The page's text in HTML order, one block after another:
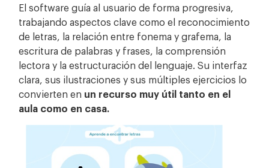
El software guía al usuario de forma progresiva,
trabajando aspectos clave como el reconocimiento
de letras, la relación entre fonema y grafema, la
escritura de palabras y frases, la comprensión
lectora y la estructuración del lenguaje. Su interfaz
clara, sus ilustraciones y sus múltiples ejercicios lo
convierten en un recurso muy útil tanto en el
aula como en casa.